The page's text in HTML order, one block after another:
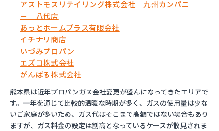
アストモスリテイリング株式会社 九州カンパニ
ー 八代店
あっとホームプラス有限会社
イチナリ商店
いづみプロパン
エズコ株式会社
がんばる株式会社
くまさんガス産業株式会社
こめやプロパン
さかいや
サンエス設備機器株式会社
熊本県は近年プロパンガス会社変更が盛んになってきたエリアで
す。一年を通じて比較的温暖な時期が多く、ガスの使用量は少な
いご家庭が多いため、ガス代はそこまで高額ではない場合もあり
ますが、ガス料金の設定は割高となっているケースが散見されま